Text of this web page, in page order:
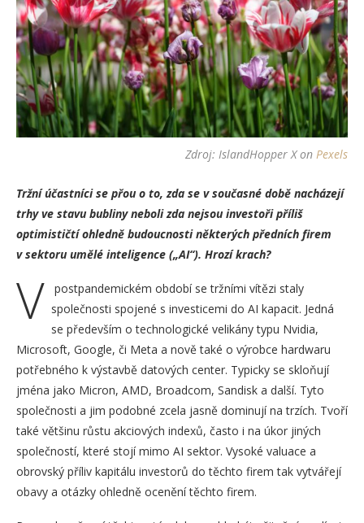
Zdroj: IslandHopper Xon Pexels
Tržní účastníci se přou o to, zda se v současné době nacházejí
trhy ve stavu bubliny neboli zda nejsou investoři příliš
optimističtí ohledně budoucnosti některých předních firem
v sektoru umělé inteligence („AI“). Hrozí krach?
V
postpandemickém období se tržními vítězi staly
společnosti spojené s investicemi do AI kapacit. Jedná
se především o technologické velikány typu Nvidia,
Microsoft, Google, či Meta a nově také o výrobce hardwaru
potřebného k výstavbě datových center. Typicky se skloňují
jména jako Micron, AMD, Broadcom, Sandisk a další. Tyto
společnosti a jim podobné zcela jasně dominují na trzích. Tvoří
také většinu růstu akciových indexů, často i na úkor jiných
společností, které stojí mimo AI sektor. Vysoké valuace a
obrovský příliv kapitálu investorů do těchto firem tak vytvářejí
obavy a otázky ohledně ocenění těchto firem.